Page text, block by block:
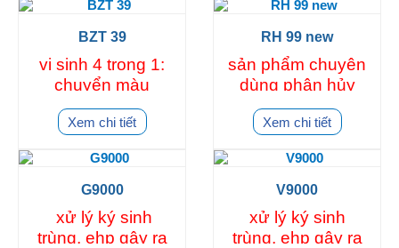
BZT 39
vi sinh 4 trong 1:
chuyển màu
nước- sạch đáy-
sạch nước- xử lý
Xem chi tiết
RH 99 new
sản phẩm chuyên
dùng phân hủy
láp láp, tảo sợi,
tảo mắt, tảo giáp,
Xem chi tiết
G9000
xử lý ký sinh
trùng, ehp gây ra
V9000
xử lý ký sinh
trùng, ehp gây ra